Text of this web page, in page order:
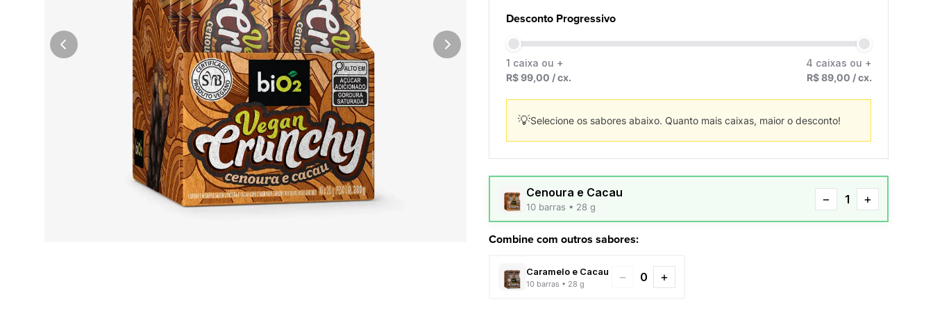
Outlet
Sobremesa
Sucos
Desconto Progressivo
1 caixa ou +
R$99,00 / cx.
4 caixas ou +
R$89,00 / cx.
💡Selecione os sabores abaixo. Quanto mais caixas, maior o desconto!
Cenoura e Cacau
10 barras • 28 g
− +
Combine com outros sabores:
Caramelo e Cacau
10 barras • 28 g − +